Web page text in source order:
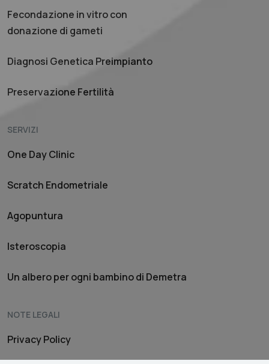
Fecondazione in vitro con
donazione di gameti
Diagnosi Genetica Preimpianto
Preservazione Fertilità
SERVIZI
One Day Clinic
Scratch Endometriale
Agopuntura
Isteroscopia
Un albero per ogni bambino di Demetra
NOTE LEGALI
Privacy Policy